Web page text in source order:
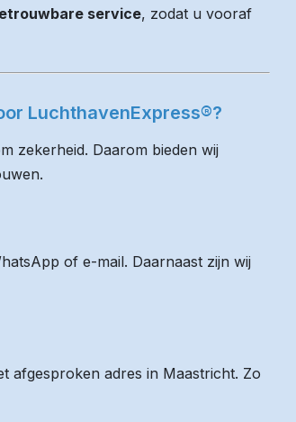
service, zodat u vooraf
LuchthavenExpress®?
zekerheid. Daarom bieden wij
of e-mail. Daarnaast zijn wij
afgesproken adres in Maastricht. Zo